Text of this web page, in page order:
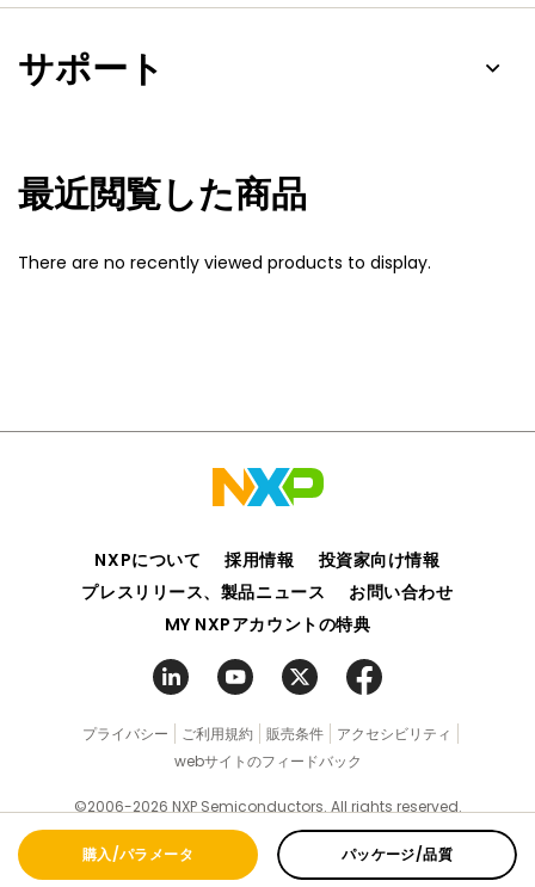
サポート
最近閲覧した商品
There are no recently viewed products to display.
購入/パラメータ パッケージ/品質
NXPについて 採用情報
投資家向け情報
プレスリリース、製品ニュース
お問い合わせ
MY NXPアカウントの特典
プライバシー ご利用規約 販売条件
アクセシビリティ
webサイトのフィードバック
©2006-2026 NXP Semiconductors. All rights reserved.